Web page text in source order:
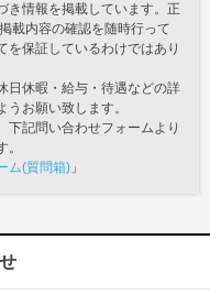
き情報を掲載しています。正
載内容の確認を随時行って
を保証しているわけではあり
日休暇・給与・待遇などの詳
お願い致します。
下記問い合わせフォームより
ム(質問箱) 」